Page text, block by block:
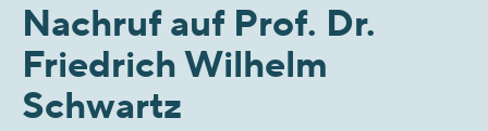
Nachruf auf Prof. Dr.
Friedrich Wilhelm
Schwartz